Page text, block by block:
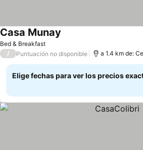
Bed & Breakfast
Casa Munay
/ Puntuación no disponible a 1.4 km de:
Elige fechas para ver los precios